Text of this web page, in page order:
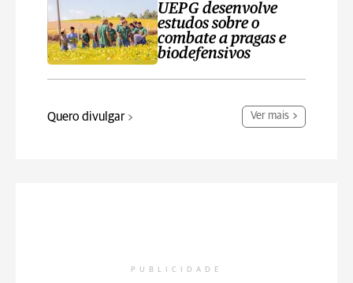
UEPG desenvolve
estudos sobre o
combate a pragas e
biodefensivos
Quero divulgar Ver mais
PUBLICIDADE